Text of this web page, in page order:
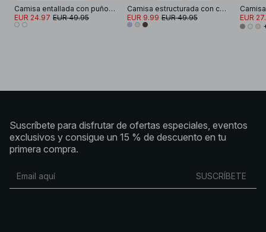
Camisa entallada con puños anchos
EUR 24.97 EUR 49.95
Camisa estructurada con cuello
EUR 9.99 EUR 49.95
EUR
Suscríbete para disfrutar de ofertas especiales, eventos
exclusivos y consigue un 15 % de descuento en tu
primera compra.
SUSCRÍBETE